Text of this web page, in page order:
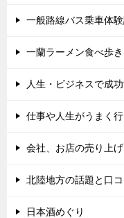
一般路線バス乗車体
一蘭ラーメン食べ歩き
人生・ビジネスで成
仕事や人生がうまく
会社、お店の売り上
北陸地方の話題と口コ
日本酒めぐり